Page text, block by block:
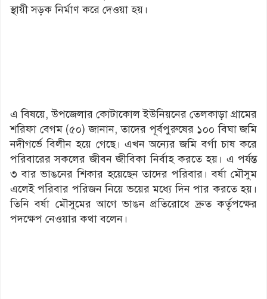
স্থায়ী সড়ক নির্মাণ করে দেওয়া হয়।
এ বিষয়ে, উপজেলার কোটাকোল ইউনিয়নের তেলকাড়া গ্রামের
শরিফা বেগম (৫০) জানান, তাদের পূর্বপুরুষের ১০০ বিঘা জমি
নদীগর্ভে বিলীন হয়ে গেছে। এখন অন্যের জমি বর্গা চাষ করে
পরিবারের সকলের জীবন জীবিকা নির্বাহ করতে হয়। এ পর্যন্ত
৩ বার ভাঙনের শিকার হয়েছেন তাদের পরিবার। বর্ষা মৌসুম
এলেই পরিবার পরিজন নিয়ে ভয়ের মধ্যে দিন পার করতে হয়।
তিনি বর্ষা মৌসুমের আগে ভাঙন প্রতিরোধে দ্রুত কর্তৃপক্ষের
পদক্ষেপ নেওয়ার কথা বলেন।